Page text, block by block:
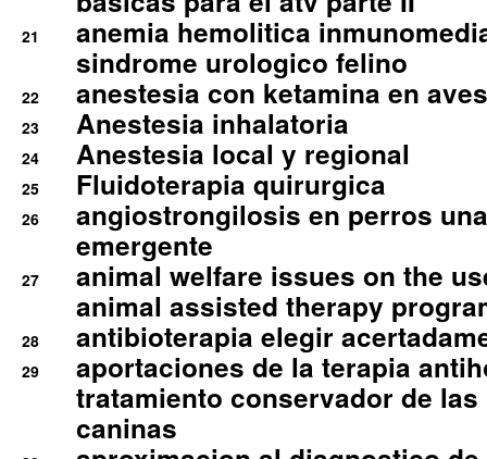
21
anemia hemolitica
sindrome urologico felino
22 anestesia con ketamina en
23 Anestesia inhalatoria
24 Anestesia local y regional
25 Fluidoterapia quirurgica
26
angiostrongilosis en perros
emergente
27
animal welfare issues on the
animal assisted therapy
28 antibioterapia elegir
29
aportaciones de la terapia
tratamiento conservador de
caninas